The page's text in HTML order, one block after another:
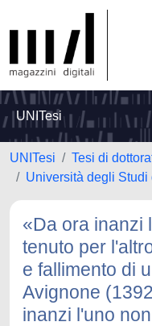
UNITesi
UNITesi
Tesi di
Università degli Studi
«Da ora inanzi
tenuto per
e fallimento di
Avignone
inanzi l'uno